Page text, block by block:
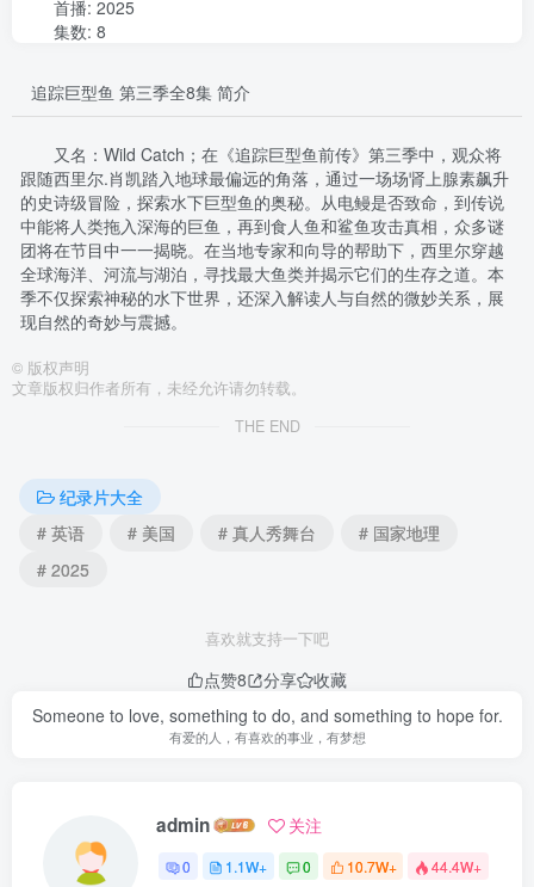
首播: 2025
集数: 8
追踪巨型鱼 第三季全8集 简介
又名：Wild Catch；在《追踪巨型鱼前传》第三季中，观众将
跟随西里尔.肖凯踏入地球最偏远的角落，通过一场场肾上腺素飙升
的史诗级冒险，探索水下巨型鱼的奥秘。从电鳗是否致命，到传说
中能将人类拖入深海的巨鱼，再到食人鱼和鲨鱼攻击真相，众多谜
团将在节目中一一揭晓。在当地专家和向导的帮助下，西里尔穿越
全球海洋、河流与湖泊，寻找最大鱼类并揭示它们的生存之道。本
季不仅探索神秘的水下世界，还深入解读人与自然的微妙关系，展
现自然的奇妙与震撼。
© 版权声明
文章版权归作者所有，未经允许请勿转载。
THE END
纪录片大全
# 英语
# 美国 # 真人秀舞台
# 国家地理
# 2025
喜欢就支持一下吧
点赞8 分享
收藏
Someone to love, something to do, and something to hope for.
有爱的人，有喜欢的事业，有梦想
admin 关注
0 1.1W+ 0 10.7W+ 44.4W+